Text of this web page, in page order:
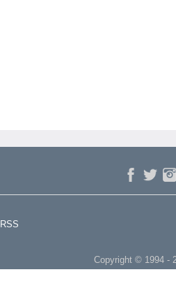
RSS
Copyright © 1994 -